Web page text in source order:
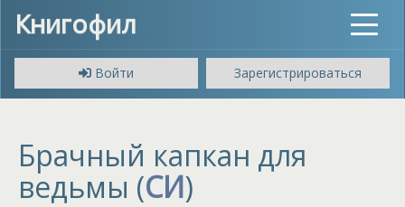
Книгофил
Toggle
Войти
Зарегистрироваться
Брачный капкан для
ведьмы (СИ)